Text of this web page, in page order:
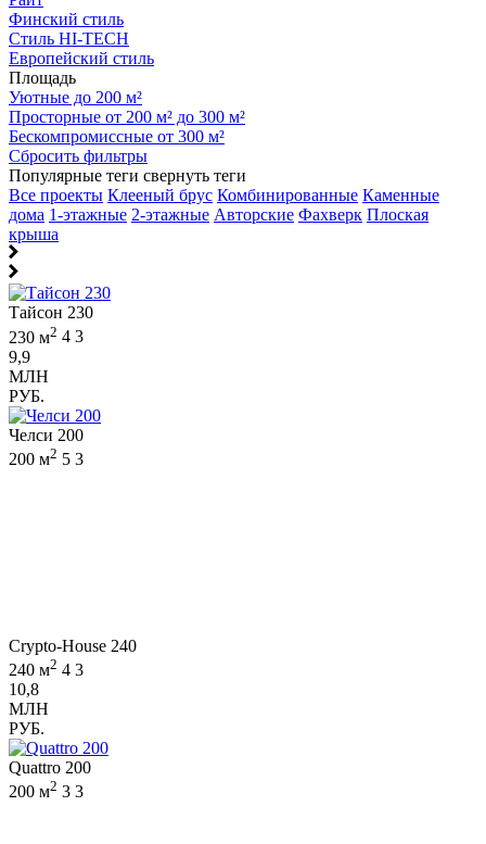
Финский стиль
Стиль HI-TECH
Европейский стиль
Площадь
Уютные до 200 м²
Просторные от 200 м² до 300 м²
Бескомпромиссные от 300 м²
Сбросить фильтры
Популярные теги свернуть теги
Все проекты Клееный брус Комбинированные Каменные
дома 1-этажные 2-этажные Авторские Фахверк Плоская
крыша
Тайсон 230
230 м2 4 3
9,9
МЛН
РУБ.
Челси 200
200 м2 5 3
Crypto-House 240
240 м2 4 3
10,8
МЛН
РУБ.
Quattro 200
200 м2 3 3